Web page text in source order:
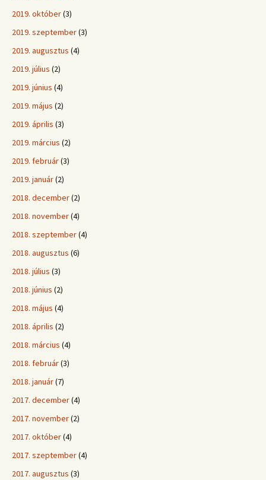
2019. október(3)
2019. szeptember(3)
2019. augusztus (4)
2019. július (2)
2019. június (4)
2019. május (2)
2019. április (3)
2019. március (2)
2019. február(3)
2019. január(2)
2018. december(2)
2018. november(4)
2018. szeptember(4)
2018. augusztus (6)
2018. július (3)
2018. június (2)
2018. május (4)
2018. április (2)
2018. március (4)
2018. február(3)
2018. január(7)
2017. december(4)
2017. november(2)
2017. október(4)
2017. szeptember(4)
2017. augusztus (3)